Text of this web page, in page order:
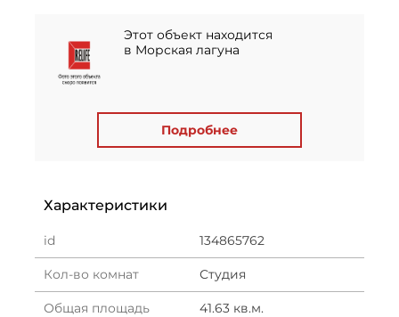
Этот объект находится
в Морская лагуна
Подробнее
Характеристики
id 134865762
Кол-во комнат Студия
Общая площадь 41.63 кв.м.